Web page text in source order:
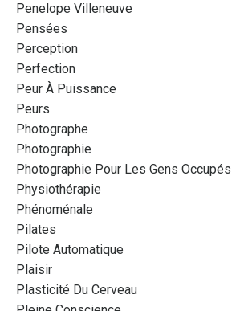
Penelope Villeneuve
Pensées
Perception
Perfection
Peur À Puissance
Peurs
Photographe
Photographie
Photographie Pour Les Gens Occupés
Physiothérapie
Phénoménale
Pilates
Pilote Automatique
Plaisir
Plasticité Du Cerveau